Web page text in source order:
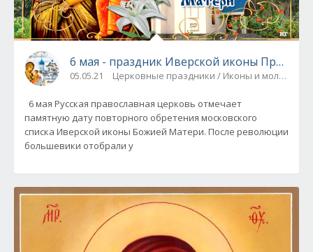
6 мая - праздник Иверской иконы
05.05.21 Церковные праздники / Иконы и молитвы
6 мая Русская православная церковь отмечает
памятную дату повторного обретения московского
списка Иверской иконы Божией Матери. После революции
большевики отобрали у